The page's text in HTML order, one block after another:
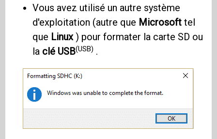
Vous avez utilisé un autre système
d'exploitation (autre que Microsoft tel
que Linux) pour formater la carte SD ou
la clé USB(USB) .